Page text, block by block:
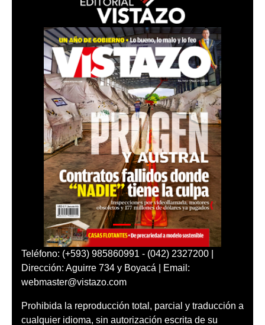
Teléfono: (+593) 985860991 - (042) 2327200 |
Dirección: Aguirre 734 y Boyacá | Email:
webmaster@vistazo.com
Prohibida la reproducción total, parcial y traducción a
cualquier idioma, sin autorización escrita de su